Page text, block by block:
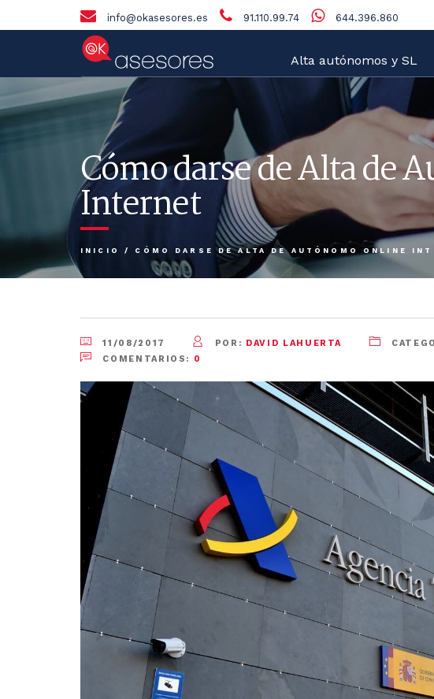
info@okasesores.es 91.110.99.74 644.396.860
Alta autónomos y SL
Cómo darse de Alta de
Internet
INICIO / CÓMO DARSE DE ALTA DE AUTÓNOMO ONLINE
11/08/2017 POR: DAVID LAHUERTA
COMENTARIOS: 0